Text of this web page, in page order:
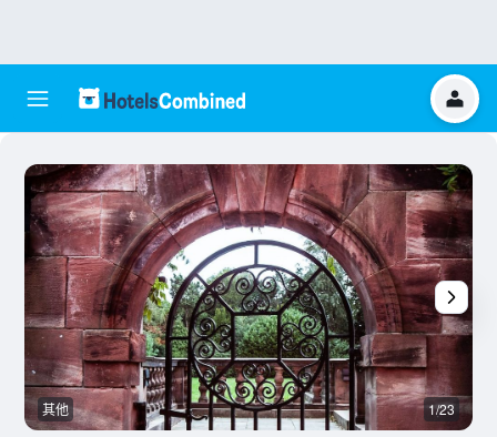
其他 1/23